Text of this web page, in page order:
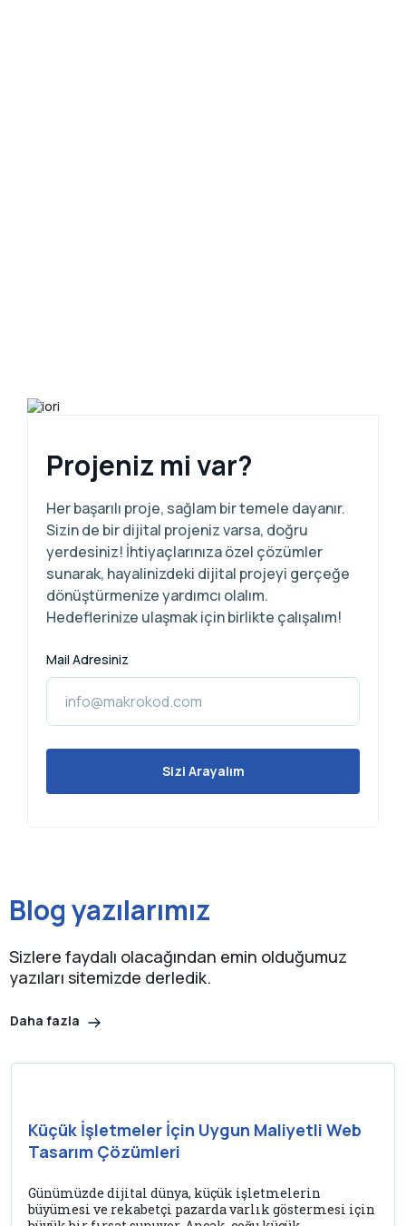
Projeniz mi var?
Her başarılı proje, sağlam bir temele dayanır.
Sizin de bir dijital projeniz varsa, doğru
yerdesiniz! İhtiyaçlarınıza özel çözümler
sunarak, hayalinizdeki dijital projeyi gerçeğe
dönüştürmenize yardımcı olalım.
Hedeflerinize ulaşmak için birlikte çalışalım!
Mail Adresiniz
Blog yazılarımız
Sizlere faydalı olacağından emin olduğumuz
yazıları sitemizde derledik.
Daha fazla
Küçük İşletmeler İçin Uygun Maliyetli Web
Tasarım Çözümleri
Günümüzde dijital dünya, küçük işletmelerin
büyümesi ve rekabetçi pazarda varlık göstermesi için